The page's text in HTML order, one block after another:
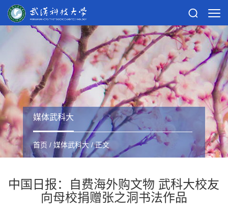
媒体武科大
首页 / 媒体武科大/ 正文
中国日报：自费海外购文物 武科大校友
向母校捐赠张之洞书法作品